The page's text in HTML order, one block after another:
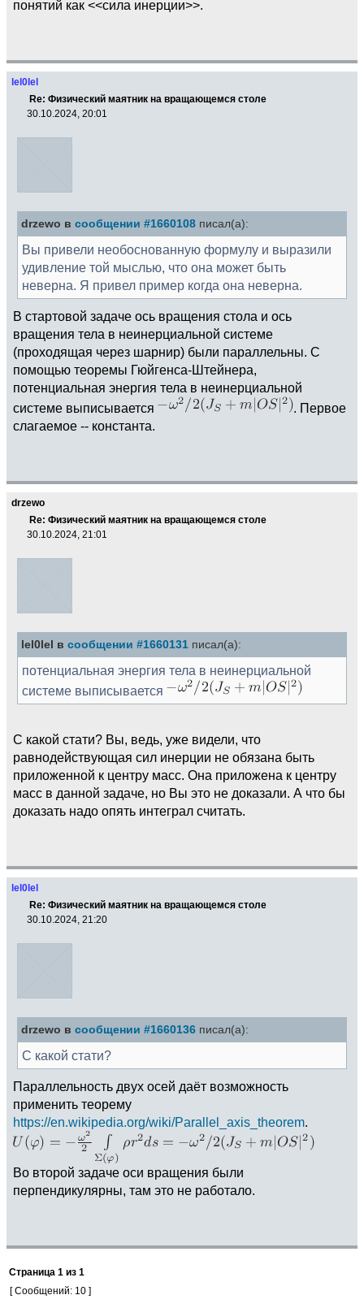
понятий как <<сила инерции>>.
lel0lel
Re: Физический маятник на вращающемся столе
30.10.2024, 20:01
drzewo в сообщении #1660108 писал(а):
Вы привели необоснованную формулу и выразили
удивление той мыслью, что она может быть
неверна. Я привел пример когда она неверна.
В стартовой задаче ось вращения стола и ось
вращения тела в неинерциальной системе
(проходящая через шарнир) были параллельны. С
помощью теоремы Гюйгенса-Штейнера,
потенциальная энергия тела в неинерциальной
системе выписывается
. Первое
слагаемое -- константа.
drzewo
Re: Физический маятник на вращающемся столе
30.10.2024, 21:01
lel0lel в сообщении #1660131 писал(а):
потенциальная энергия тела в неинерциальной
системе выписывается
С какой стати? Вы, ведь, уже видели, что
равнодействующая сил инерции не обязана быть
приложенной к центру масс. Она приложена к центру
масс в данной задаче, но Вы это не доказали. А что бы
доказать надо опять интеграл считать.
lel0lel
Re: Физический маятник на вращающемся столе
30.10.2024, 21:20
drzewo в сообщении #1660136 писал(а):
С какой стати?
Параллельность двух осей даёт возможность
применить теорему
https://en.wikipedia.org/wiki/Parallel_axis_theorem.
Во второй задаче оси вращения были
перпендикулярны, там это не работало.
Страница 1 из 1
[ Сообщений: 10 ]